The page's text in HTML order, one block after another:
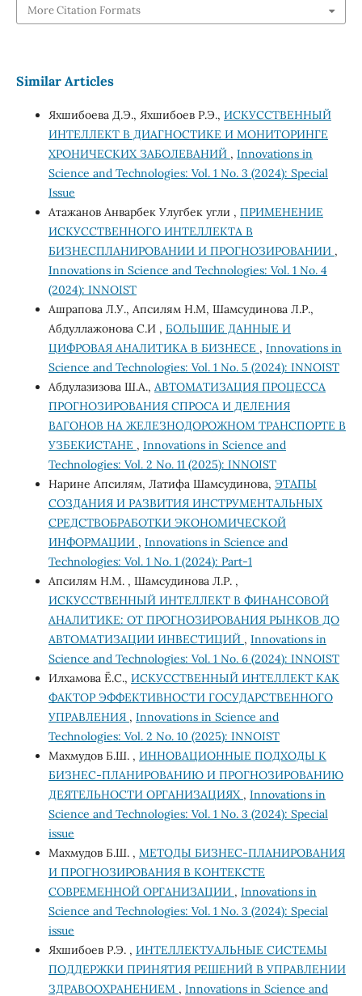
More Citation Formats
Similar Articles
Яхшибоева Д.Э., Яхшибоев Р.Э., ИСКУССТВЕННЫЙ
ИНТЕЛЛЕКТ В ДИАГНОСТИКЕ И МОНИТОРИНГЕ
ХРОНИЧЕСКИХ ЗАБОЛЕВАНИЙ , Innovations in
Science and Technologies: Vol. 1 No. 3 (2024): Special
Issue
Атажанов Анварбек Улугбек угли , ПРИМЕНЕНИЕ
ИСКУССТВЕННОГО ИНТЕЛЛЕКТА В
БИЗНЕСПЛАНИРОВАНИИ И ПРОГНОЗИРОВАНИИ ,
Innovations in Science and Technologies: Vol. 1 No. 4
(2024): INNOIST
Ашрапова Л.У., Апсилям Н.М, Шамсудинова Л.Р.,
Абдуллажонова С.И , БОЛЬШИЕ ДАННЫЕ И
ЦИФРОВАЯ АНАЛИТИКА В БИЗНЕСЕ , Innovations in
Science and Technologies: Vol. 1 No. 5 (2024): INNOIST
Абдулазизова Ш.А., АВТОМАТИЗАЦИЯ ПРОЦЕССА
ПРОГНОЗИРОВАНИЯ СПРОСА И ДЕЛЕНИЯ
ВАГОНОВ НА ЖЕЛЕЗНОДОРОЖНОМ ТРАНСПОРТЕ В
УЗБЕКИСТАНЕ , Innovations in Science and
Technologies: Vol. 2 No. 11 (2025): INNOIST
Нарине Апсилям, Латифа Шамсудинова, ЭТАПЫ
СОЗДАНИЯ И РАЗВИТИЯ ИНСТРУМЕНТАЛЬНЫХ
СРЕДСТВОБРАБОТКИ ЭКОНОМИЧЕСКОЙ
ИНФОРМАЦИИ , Innovations in Science and
Technologies: Vol. 1 No. 1 (2024): Part-1
Апсилям Н.М. , Шамсудинова Л.Р. ,
ИСКУССТВЕННЫЙ ИНТЕЛЛЕКТ В ФИНАНСОВОЙ
АНАЛИТИКЕ: ОТ ПРОГНОЗИРОВАНИЯ РЫНКОВ ДО
АВТОМАТИЗАЦИИ ИНВЕСТИЦИЙ , Innovations in
Science and Technologies: Vol. 1 No. 6 (2024): INNOIST
Илхамова Ё.С., ИСКУССТВЕННЫЙ ИНТЕЛЛЕКТ КАК
ФАКТОР ЭФФЕКТИВНОСТИ ГОСУДАРСТВЕННОГО
УПРАВЛЕНИЯ , Innovations in Science and
Technologies: Vol. 2 No. 10 (2025): INNOIST
Махмудов Б.Ш. , ИННОВАЦИОННЫЕ ПОДХОДЫ К
БИЗНЕС-ПЛАНИРОВАНИЮ И ПРОГНОЗИРОВАНИЮ
ДЕЯТЕЛЬНОСТИ ОРГАНИЗАЦИЯХ , Innovations in
Science and Technologies: Vol. 1 No. 3 (2024): Special
issue
Махмудов Б.Ш. , МЕТОДЫ БИЗНЕС-ПЛАНИРОВАНИЯ
И ПРОГНОЗИРОВАНИЯ В КОНТЕКСТЕ
СОВРЕМЕННОЙ ОРГАНИЗАЦИИ , Innovations in
Science and Technologies: Vol. 1 No. 3 (2024): Special
issue
Яхшибоев Р.Э. , ИНТЕЛЛЕКТУАЛЬНЫЕ СИСТЕМЫ
ПОДДЕРЖКИ ПРИНЯТИЯ РЕШЕНИЙ В УПРАВЛЕНИИ
ЗДРАВООХРАНЕНИЕМ , Innovations in Science and